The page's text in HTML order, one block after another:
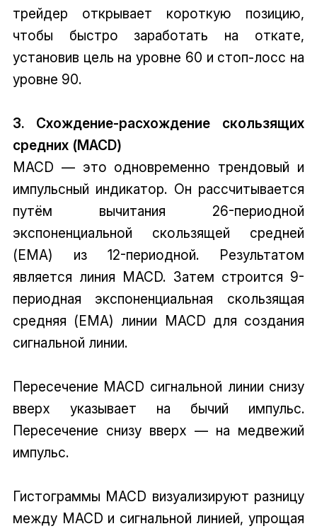
трейдер открывает короткую позицию,
чтобы быстро заработать на откате,
установив цель на уровне 60 и стоп-лосс на
уровне 90.
3. Схождение-расхождение скользящих
средних (MACD)
MACD — это одновременно трендовый и
импульсный индикатор. Он рассчитывается
путём вычитания 26-периодной
экспоненциальной скользящей средней
(EMA) из 12-периодной. Результатом
является линия MACD. Затем строится 9-
периодная экспоненциальная скользящая
средняя (EMA) линии MACD для создания
сигнальной линии.
Пересечение MACD сигнальной линии снизу
вверх указывает на бычий импульс.
Пересечение снизу вверх — на медвежий
импульс.
Гистограммы MACD визуализируют разницу
между MACD и сигнальной линией, упрощая